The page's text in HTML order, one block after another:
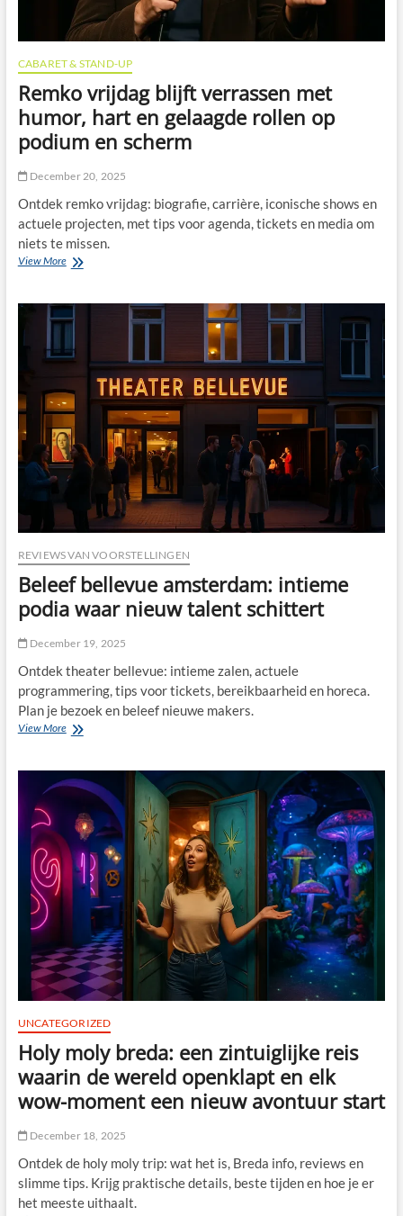
CABARET & STAND-UP
Remko vrijdag blijft verrassen met
humor, hart en gelaagde rollen op
podium en scherm
December 20, 2025
Ontdek remko vrijdag: biografie, carrière, iconische shows en
actuele projecten, met tips voor agenda, tickets en media om
niets te missen.
View MoreRemko
verrassen
met
hart
gelaagde
rollen
podium
en
scherm
REVIEWS VAN VOORSTELLINGEN
Beleef bellevue amsterdam: intieme
podia waar nieuw talent schittert
December 19, 2025
Ontdek theater bellevue: intieme zalen, actuele
programmering, tips voor tickets, bereikbaarheid en horeca.
Plan je bezoek en beleef nieuwe makers.
View MoreBeleef
intieme
podia
nieuw
talent
schittert
UNCATEGORIZED
Holy moly breda: een zintuiglijke reis
waarin de wereld openklapt en elk
wow-moment een nieuw avontuur start
December 18, 2025
Ontdek de holy moly trip: wat het is, Breda info, reviews en
slimme tips. Krijg praktische details, beste tijden en hoe je er
het meeste uithaalt.